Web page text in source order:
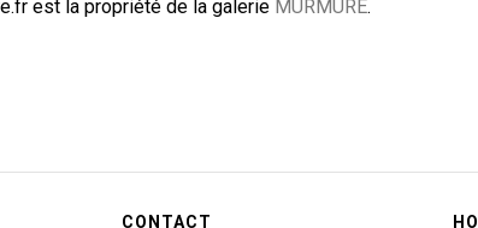
est la propriété de la galerie MURMURE.
CONTACT